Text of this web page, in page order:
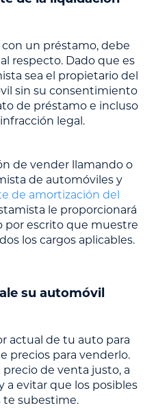
un préstamo, debe
respecto. Dado que es
sea el propietario del
sin su consentimiento
de préstamo e incluso
legal.
de vender llamando o
de automóviles y
de amortización del
le proporcionará
por escrito que muestre
los cargos aplicables.
su automóvil
actual de tu auto para
precios para venderlo.
de venta justo, a
a evitar que los posibles
te subestime.